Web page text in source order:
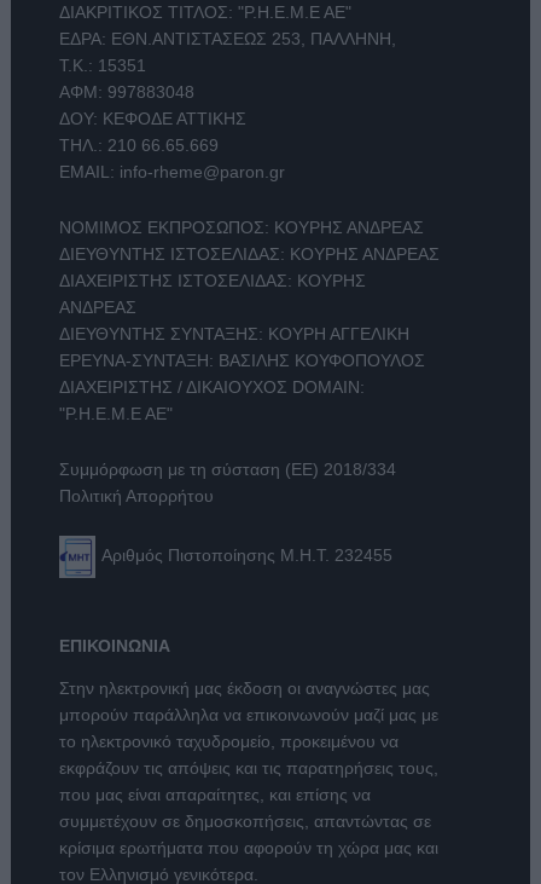
ΔΙΑΚΡΙΤΙΚΟΣ ΤΙΤΛΟΣ: "Ρ.Η.Ε.Μ.Ε ΑΕ"
ΕΔΡΑ: ΕΘΝ.ΑΝΤΙΣΤΑΣΕΩΣ 253, ΠΑΛΛΗΝΗ,
Τ.Κ.: 15351
ΑΦΜ: 997883048
ΔΟΥ: ΚΕΦΟΔΕ ΑΤΤΙΚΗΣ
ΤΗΛ.: 210 66.65.669
EMAIL: info-rheme@paron.gr
ΝΟΜΙΜΟΣ ΕΚΠΡΟΣΩΠΟΣ: ΚΟΥΡΗΣ ΑΝΔΡΕΑΣ
ΔΙΕΥΘΥΝΤΗΣ ΙΣΤΟΣΕΛΙΔΑΣ: ΚΟΥΡΗΣ ΑΝΔΡΕΑΣ
ΔΙΑΧΕΙΡΙΣΤΗΣ ΙΣΤΟΣΕΛΙΔΑΣ: ΚΟΥΡΗΣ
ΑΝΔΡΕΑΣ
ΔΙΕΥΘΥΝΤΗΣ ΣΥΝΤΑΞΗΣ: ΚΟΥΡΗ ΑΓΓΕΛΙΚΗ
ΕΡΕΥΝΑ-ΣΥΝΤΑΞΗ: ΒΑΣΙΛΗΣ ΚΟΥΦΟΠΟΥΛΟΣ
ΔΙΑΧΕΙΡΙΣΤΗΣ / ΔΙΚΑΙΟΥΧΟΣ DOMAIN:
"Ρ.Η.Ε.Μ.Ε ΑΕ"
Συμμόρφωση με τη σύσταση (ΕΕ) 2018/334
Πολιτική Απορρήτου
Αριθμός Πιστοποίησης Μ.Η.Τ. 232455
ΕΠΙΚΟΙΝΩΝΙΑ
Στην ηλεκτρονική μας έκδοση οι αναγνώστες μας
μπορούν παράλληλα να επικοινωνούν μαζί μας με
το ηλεκτρονικό ταχυδρομείο, προκειμένου να
εκφράζουν τις απόψεις και τις παρατηρήσεις τους,
που μας είναι απαραίτητες, και επίσης να
συμμετέχουν σε δημοσκοπήσεις, απαντώντας σε
κρίσιμα ερωτήματα που αφορούν τη χώρα μας και
τον Ελληνισμό γενικότερα.